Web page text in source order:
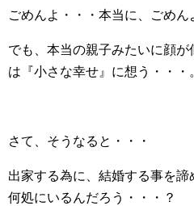
ごめんよ・・・本当に、ごめん
でも、本当の親子みたいに顔
は『小さな幸せ』に想う・・・
さて、そうなると・・・
出家する為に、結婚する事を諦
何処にいるんだろう・・・？